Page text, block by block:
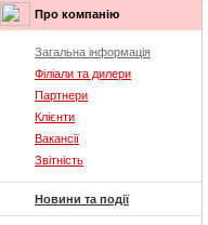
Про компанію
Загальна інформація
Філіали та дилери
Партнери
Клієнти
Вакансії
Звітність
Новини та події